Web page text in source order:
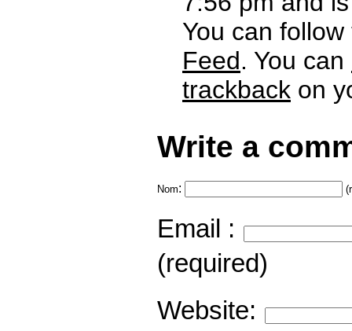
You can
Feed. You can
trackback on
Write a
Nom:
Email :
(required)
Website: